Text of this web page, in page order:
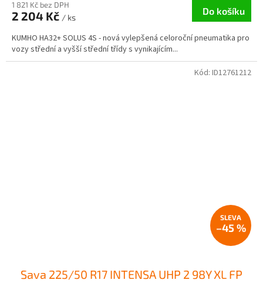
1 821 Kč bez DPH
2 204 Kč / ks
Do košíku
KUMHO HA32+ SOLUS 4S - nová vylepšená celoroční pneumatika pro
vozy střední a vyšší střední třídy s vynikajícím...
–45 %
Sava 225/50 R17 INTENSA UHP 2 98Y XL FP
Kód: ID12761212